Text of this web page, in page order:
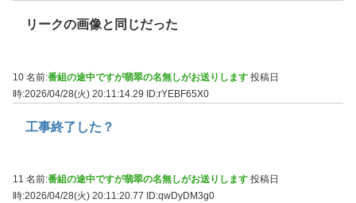
リークの画像と同じだった
10 名前:番組の途中ですが翡翠の名無しがお送りします 投稿日
時:2026/04/28(火) 20:11:14.29 ID:rYEBF65X0
工事終了した？
11 名前:番組の途中ですが翡翠の名無しがお送りします 投稿日
時:2026/04/28(火) 20:11:20.77
ID:qwDyDM3g0